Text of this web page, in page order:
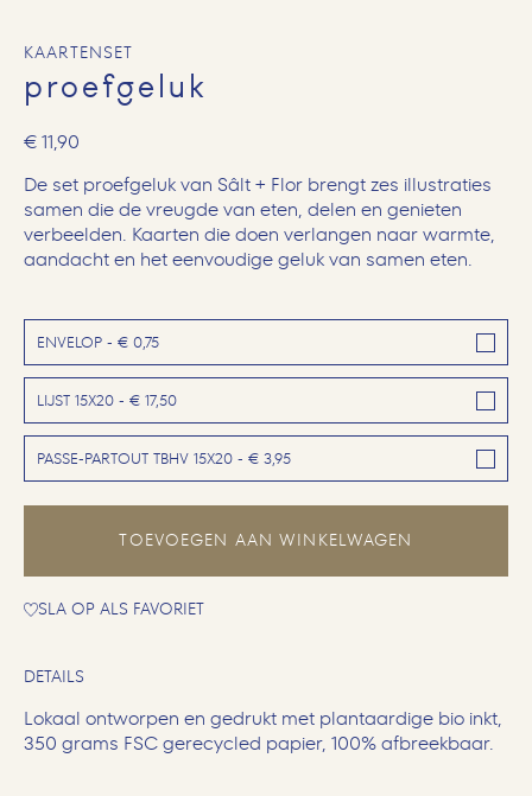
KAARTENSET
proefgeluk
€ 11,90
De set proefgeluk van Sâlt + Flor brengt zes illustraties
samen die de vreugde van eten, delen en genieten
verbeelden. Kaarten die doen verlangen naar warmte,
aandacht en het eenvoudige geluk van samen eten.
ENVELOP - € 0,75
LIJST 15X20 - € 17,50
PASSE-PARTOUT TBHV 15X20 - € 3,95
TOEVOEGEN AAN WINKELWAGEN
SLA OP ALS FAVORIET
DETAILS
Lokaal ontworpen en gedrukt met plantaardige bio inkt,
350 grams FSC gerecycled papier, 100% afbreekbaar.